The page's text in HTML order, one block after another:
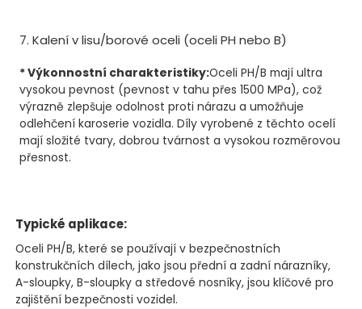
7. Kalení v lisu/borové oceli (oceli PH nebo B)
* Výkonnostní charakteristiky:Oceli PH/B mají ultra
vysokou pevnost (pevnost v tahu přes 1500 MPa), což
výrazně zlepšuje odolnost proti nárazu a umožňuje
odlehčení karoserie vozidla. Díly vyrobené z těchto ocelí
mají složité tvary, dobrou tvárnost a vysokou rozměrovou
přesnost.
Typické aplikace:
Oceli PH/B, které se používají v bezpečnostních
konstrukčních dílech, jako jsou přední a zadní nárazníky,
A-sloupky, B-sloupky a středové nosníky, jsou klíčové pro
zajištění bezpečnosti vozidel.